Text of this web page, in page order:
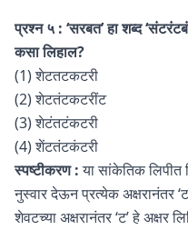
प्रश्न५ : ‘सरबत’ हा शब्द
कसा लिहाल?
(1) शेटतटकटरी
(2) शेटतंटकटरींट
(3) शेटंतटंकटरी
(4) शेंटतंटकंटरी
स्पष्टीकरण :या सांकेतिक लिपीत
नुस्वार देऊन प्रत्येक अक्षरानंतर
शेवटच्या अक्षरानंतर ‘ट’ हे अक्षर